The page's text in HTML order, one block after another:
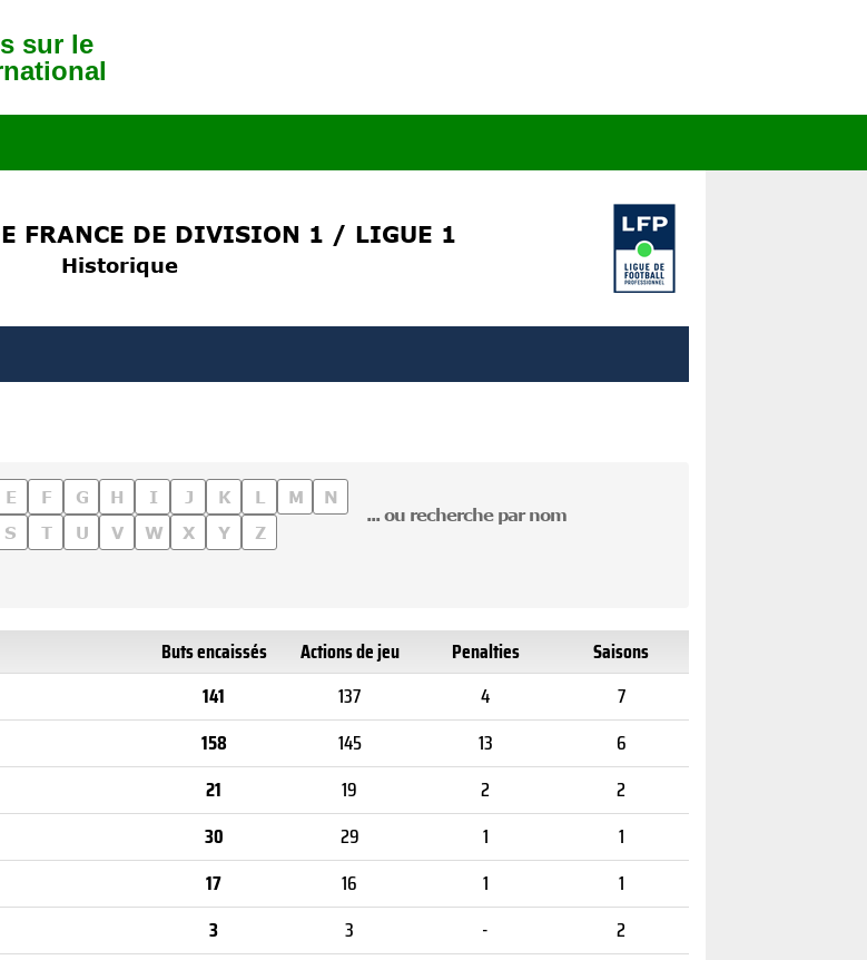
sur le
FRANCE DE DIVISION 1 / LIGUE 1
Historique
E F G H I J K L M
N
S T U V W X Y Z
... ou recherche par nom
Buts encaissés Actions de jeu Penalties
Saisons
141
137 4
7
158
145 13
6
21
19 2
2
30
29 1
1
17
16 1
1
3
3 -
2